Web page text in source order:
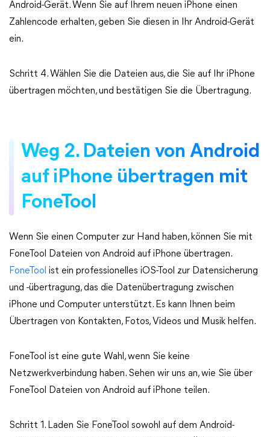
Android-Gerät. Wenn Sie auf Ihrem neuen iPhone einen
Zahlencode erhalten, geben Sie diesen in Ihr Android-Gerät
ein.
Schritt 4. Wählen Sie die Dateien aus, die Sie auf Ihr iPhone
übertragen möchten, und bestätigen Sie die Übertragung.
Weg 2. Dateien von Android
auf iPhone übertragen mit
FoneTool
Wenn Sie einen Computer zur Hand haben, können Sie mit
FoneTool Dateien von Android auf iPhone übertragen.
FoneTool ist ein professionelles iOS-Tool zur Datensicherung
und -übertragung, das die Datenübertragung zwischen
iPhone und Computer unterstützt. Es kann Ihnen beim
Übertragen von Kontakten, Fotos, Videos und Musik helfen.
FoneTool ist eine gute Wahl, wenn Sie keine
Netzwerkverbindung haben. Sehen wir uns an, wie Sie über
FoneTool Dateien von Android auf iPhone teilen.
Schritt 1. Laden Sie FoneTool sowohl auf dem Android-